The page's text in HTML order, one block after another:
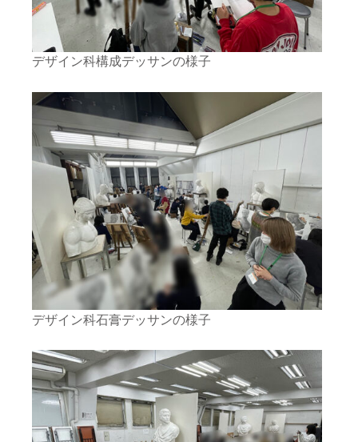
デザイン科構成デッサンの様子
デザイン科石膏デッサンの様子